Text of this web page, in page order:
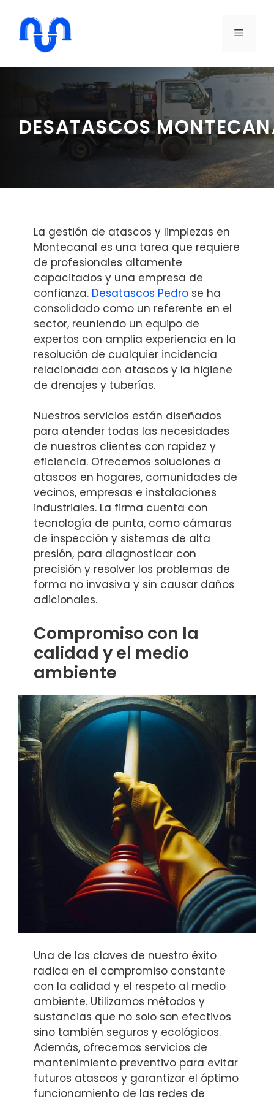
contenido
MENÚ
DESATASCOS
La gestión de atascos y limpiezas en
Montecanal es una tarea que requiere
de profesionales altamente
capacitados y una empresa de
confianza. Desatascos Pedro se ha
consolidado como un referente en el
sector, reuniendo un equipo de
expertos con amplia experiencia en la
resolución de cualquier incidencia
relacionada con atascos y la higiene
de drenajes y tuberías.
Nuestros servicios están diseñados
para atender todas las necesidades
de nuestros clientes con rapidez y
eficiencia. Ofrecemos soluciones a
atascos en hogares, comunidades de
vecinos, empresas e instalaciones
industriales. La firma cuenta con
tecnología de punta, como cámaras
de inspección y sistemas de alta
presión, para diagnosticar con
precisión y resolver los problemas de
forma no invasiva y sin causar daños
adicionales.
Compromiso con la
calidad y el medio
ambiente
Una de las claves de nuestro éxito
radica en el compromiso constante
con la calidad y el respeto al medio
ambiente. Utilizamos métodos y
sustancias que no solo son efectivos
sino también seguros y ecológicos.
Además, ofrecemos servicios de
mantenimiento preventivo para evitar
futuros atascos y garantizar el óptimo
funcionamiento de las redes de